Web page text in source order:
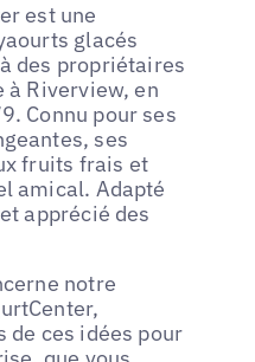
est une
glacés
des propriétaires
à Riverview, en
Connu pour ses
ses
fruits frais et
amical. Adapté
apprécié des
notre
de ces idées pour